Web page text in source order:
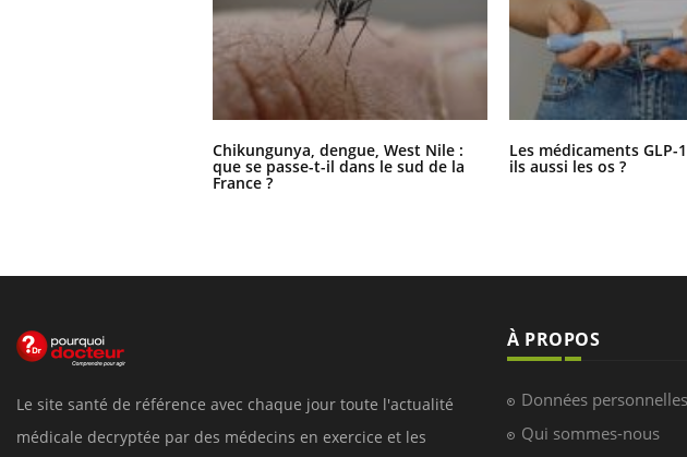
Chikungunya, dengue, West Nile :
que se passe-t-il dans le sud de la
France ?
Les médicaments
ils aussi les os ?
Le site santé de référence avec chaque jour toute l'actualité
médicale decryptée par des médecins en exercice et les
À PROPOS
Données
Qui sommes-nous